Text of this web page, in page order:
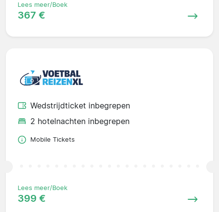
Lees meer/Boek
367 €
Wedstrijdticket inbegrepen
2 hotelnachten inbegrepen
Mobile Tickets
Lees meer/Boek
399 €